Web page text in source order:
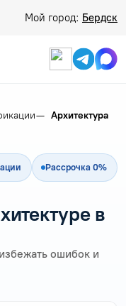
Мой город: Бердск
Архитектура
Рассрочка 0%
в
ошибок и